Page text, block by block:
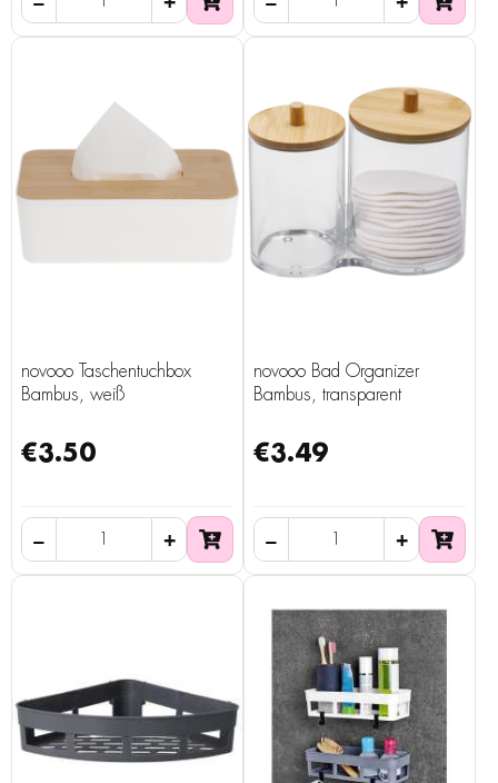
novooo Taschentuchbox
Bambus, weiß
€3.50
novooo Bad Organizer
Bambus, transparent
€3.49